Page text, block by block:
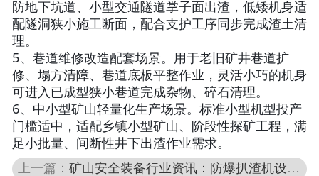
防地下坑道、小型交通隧道掌子面出渣，低矮机身适
配隧洞狭小施工断面，配合支护工序同步完成渣土清
理。
5、巷道维修改造配套场景。用于老旧矿井巷道扩
修、塌方清障、巷道底板平整作业，灵活小巧的机身
可进入已成型狭小巷道完成杂物、碎石清理。
6、中小型矿山轻量化生产场景。标准小型机型投产
门槛适中，适配乡镇小型矿山、阶段性探矿工程，满
足小批量、间断性井下出渣作业需求。
上一篇：矿山安全装备行业资讯：防爆扒渣机设备工艺与井下工况应用科普